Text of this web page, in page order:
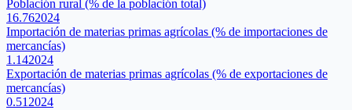
Población rural (% de la población total)
16.762024
Importación de materias primas agrícolas (% de importaciones de
mercancías)
1.142024
Exportación de materias primas agrícolas (% de exportaciones de
mercancías)
0.51 2024